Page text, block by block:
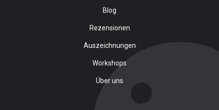
Blog
Rezensionen
Auszeichnungen
Workshops
Über uns